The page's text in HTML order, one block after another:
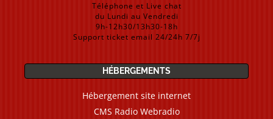
Téléphone et Live chat
du Lundi au Vendredi
9h-12h30/13h30-18h
Support ticket email 24/24h 7/7j
HÉBERGEMENTS
Hébergement site internet
CMS Radio Webradio